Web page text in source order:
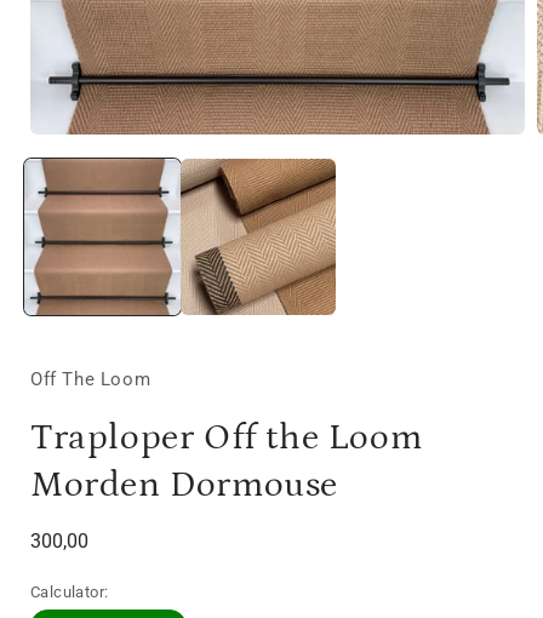
1
openen
in
modaal
Off The Loom
Traploper Off the Loom
Morden Dormouse
Normale
300,00
Calculator: